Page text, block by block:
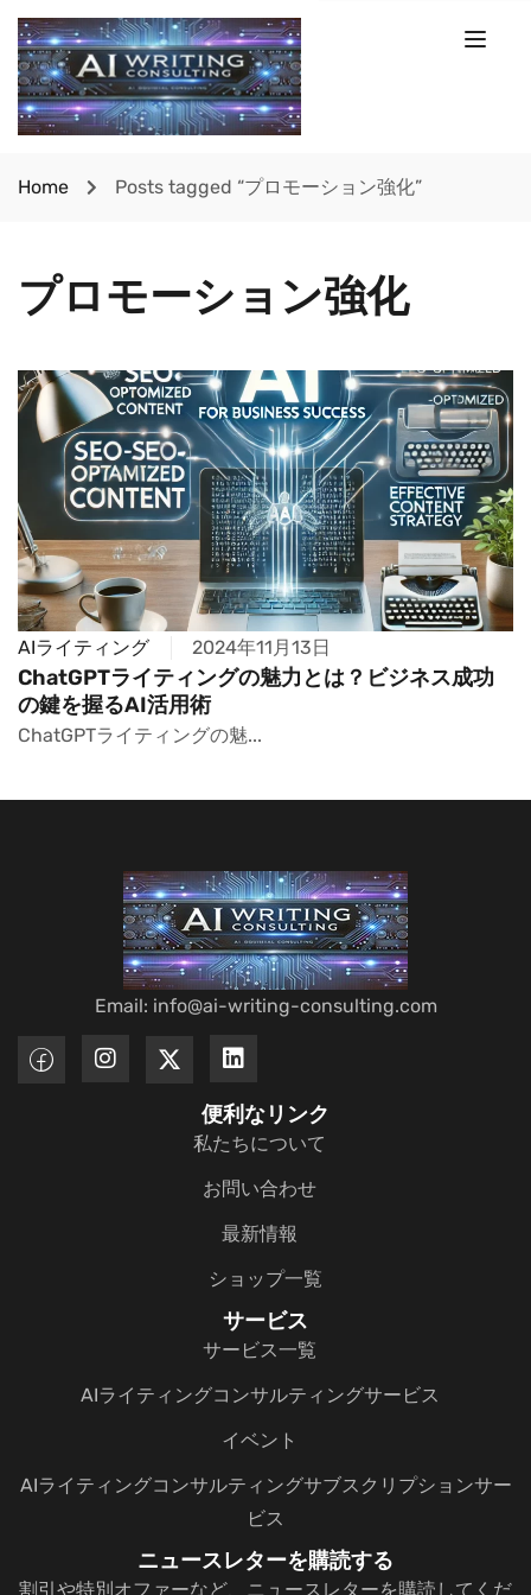
Home Posts tagged “プロモーション強化”
プロモーション強化
AIライティング 2024年11月13日
ChatGPTライティングの魅力とは？ビジネス成功
の鍵を握るAI活用術
ChatGPTライティングの魅...
Email: info@ai-writing-consulting.com
便利なリンク
私たちについて
お問い合わせ
最新情報
ショップ一覧
サービス
サービス一覧
AIライティングコンサルティングサービス
イベント
AIライティングコンサルティングサブスクリプションサー
ビス
ニュースレターを購読する
割引や特別オファーなど、ニュースレターを購読してくだ